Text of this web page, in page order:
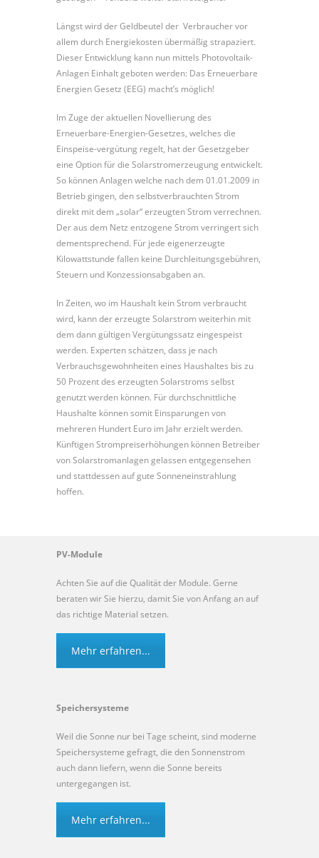
Längst wird der Geldbeutel der Verbraucher vor
allem durch Energiekosten übermäßig strapaziert.
Dieser Entwicklung kann nun mittels Photovoltaik-
Anlagen Einhalt geboten werden: Das Erneuerbare
Energien Gesetz (EEG) macht’s möglich!
Im Zuge der aktuellen Novellierung des
Erneuerbare-Energien-Gesetzes, welches die
Einspeise-vergütung regelt, hat der Gesetzgeber
eine Option für die Solarstromerzeugung entwickelt.
So können Anlagen welche nach dem 01.01.2009 in
Betrieb gingen, den selbstverbrauchten Strom
direkt mit dem „solar“ erzeugten Strom verrechnen.
Der aus dem Netz entzogene Strom verringert sich
dementsprechend. Für jede eigenerzeugte
Kilowattstunde fallen keine Durchleitungsgebühren,
Steuern und Konzessionsabgaben an.
In Zeiten, wo im Haushalt kein Strom verbraucht
wird, kann der erzeugte Solarstrom weiterhin mit
dem dann gültigen Vergütungssatz eingespeist
werden. Experten schätzen, dass je nach
Verbrauchsgewohnheiten eines Haushaltes bis zu
50 Prozent des erzeugten Solarstroms selbst
genutzt werden können. Für durchschnittliche
Haushalte können somit Einsparungen von
mehreren Hundert Euro im Jahr erzielt werden.
Künftigen Strompreiserhöhungen können Betreiber
von Solarstromanlagen gelassen entgegensehen
und stattdessen auf gute Sonneneinstrahlung
hoffen.
PV-Module
Achten Sie auf die Qualität der Module. Gerne
beraten wir Sie hierzu, damit Sie von Anfang an auf
das richtige Material setzen.
Mehr erfahren...
Speichersysteme
Weil die Sonne nur bei Tage scheint, sind moderne
Speichersysteme gefragt, die den Sonnenstrom
auch dann liefern, wenn die Sonne bereits
untergegangen ist.
Mehr erfahren...